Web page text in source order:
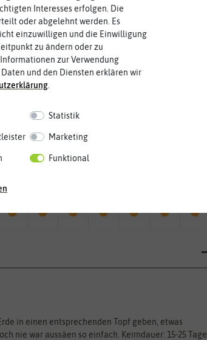
in einen entsprechenden Topf geben, etwas
nie war aussäen so einfach. Keimdauer: 15-25 Tage
Interesses erfolgen. Die
oder abgelehnt werden. Es
einzuwilligen und die Einwilligung
zu ändern oder zu
zur Verwendung
und den Diensten erklären wir
Statistik
Marketing
Funktional